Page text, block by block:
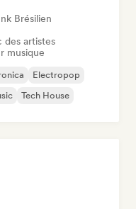
Brésilien
des artistes
musique
Electropop
Tech House